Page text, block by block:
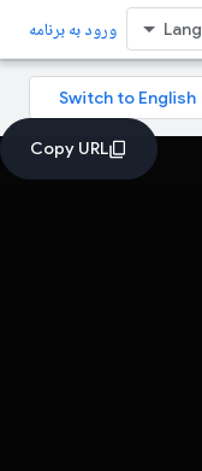
ورود به برنامه